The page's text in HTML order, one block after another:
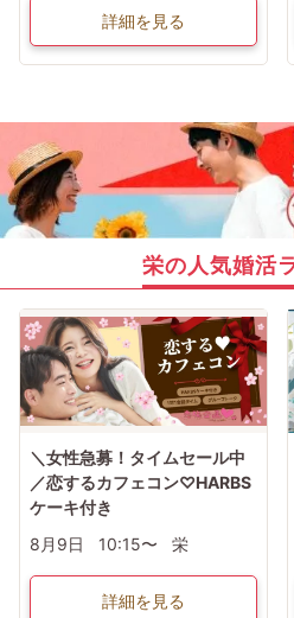
詳細を見る
栄の人気婚活
＼女性急募！タイムセール中
／恋するカフェコン♡HARBS
ケーキ付き
8月9日
10:15〜 栄
詳細を見る